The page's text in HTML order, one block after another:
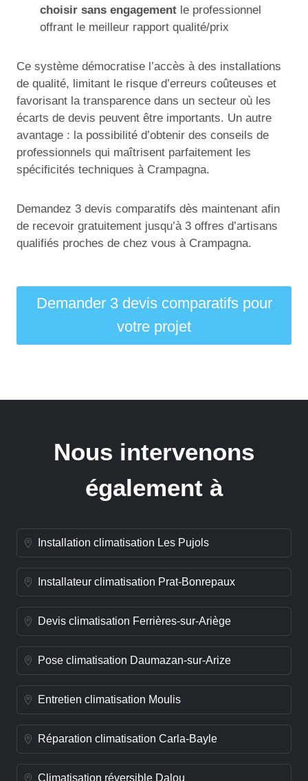
choisir sans engagement le professionnel
offrant le meilleur rapport qualité/prix
Ce système démocratise l’accès à des installations
de qualité, limitant le risque d’erreurs coûteuses et
favorisant la transparence dans un secteur où les
écarts de devis peuvent être importants. Un autre
avantage : la possibilité d’obtenir des conseils de
professionnels qui maîtrisent parfaitement les
spécificités techniques à Crampagna.
Demandez 3 devis comparatifs dès maintenant afin
de recevoir gratuitement jusqu’à 3 offres d’artisans
qualifiés proches de chez vous à Crampagna.
Demander 3 devis comparatifs pour
votre projet
Nous intervenons
également à
Installation climatisation Les Pujols
Installateur climatisation Prat-Bonrepaux
Devis climatisation Ferrières-sur-Ariège
Pose climatisation Daumazan-sur-Arize
Entretien climatisation Moulis
Réparation climatisation Carla-Bayle
Climatisation réversible Dalou